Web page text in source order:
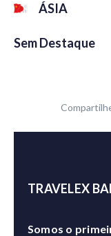
ÁSIA
Sem Destaque
TRAVELEX
Somos o